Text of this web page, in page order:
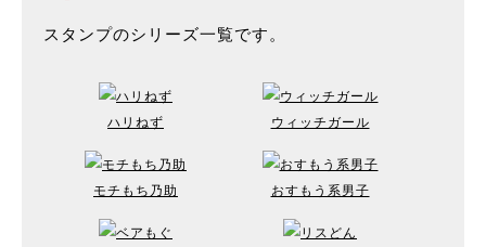
スタンプのシリーズ一覧です。
ハリねず ウィッチガール
モチもち乃助 おすもう系男子